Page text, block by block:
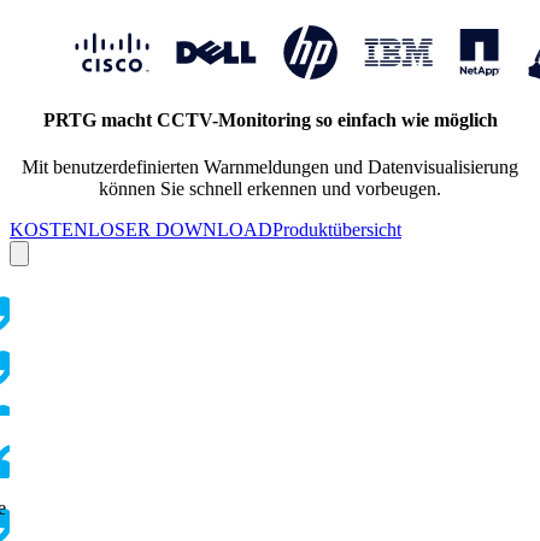
PRTG macht CCTV-Monitoring so einfach wie möglich
Mit benutzerdefinierten Warnmeldungen und Datenvisualisierung
können Sie schnell erkennen und vorbeugen.
KOSTENLOSER DOWNLOADProduktübersicht